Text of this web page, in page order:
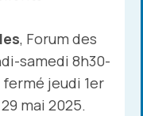
, Forum des
samedi 8h30-
jeudi 1er
mai 2025.